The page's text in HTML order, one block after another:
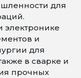
для
электронике
и
для
в сварке и
прочных